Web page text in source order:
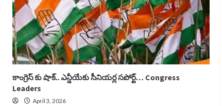
కాంగ్రెస్ కు షాక్.. ఎన్డీయేకు సీనియర్ల సపోర్ట్… Congress
Leaders
April 3, 2026